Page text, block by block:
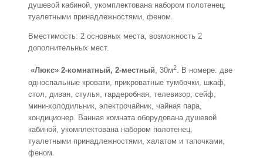
душевой кабиной, укомплектована набором полотенец,
туалетными принадлежностями, феном.
Вместимость: 2 основных места, возможность 2
дополнительных мест.
«Люкс» 2-комнатный, 2-местный, 30м2. В номере: две
односпальные кровати, прикроватные тумбочки, шкаф,
стол, диван, стулья, гардеробная, телевизор, сейф,
мини-холодильник, электрочайник, чайная пара,
кондиционер. Ванная комната оборудована душевой
кабиной, укомплектована набором полотенец,
туалетными принадлежностями, халатом и тапочками,
феном.